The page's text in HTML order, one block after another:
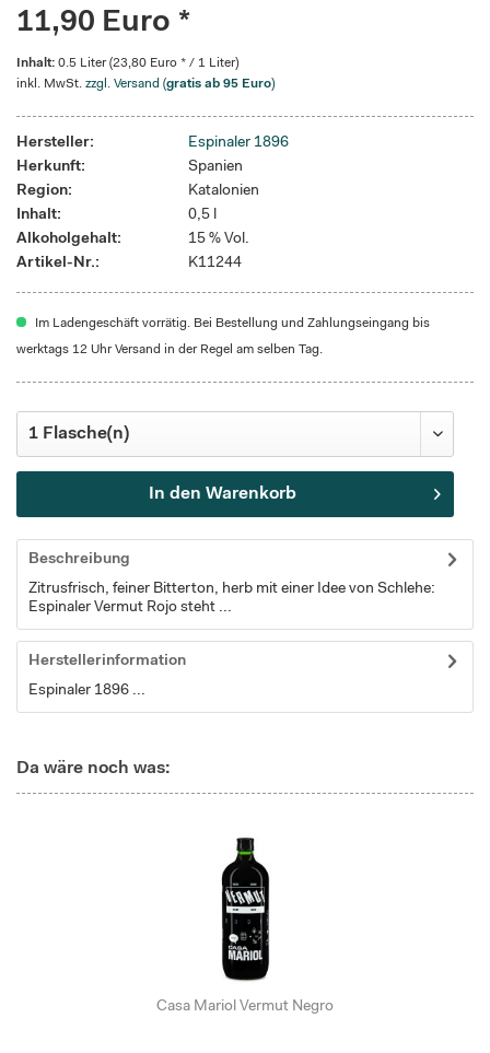
11,90 Euro *
Inhalt: 0.5 Liter (23,80 Euro * / 1 Liter)
inkl. MwSt. zzgl. Versand (gratis ab 95 Euro)
Hersteller:
Espinaler 1896
Herkunft:
Spanien
Region:
Katalonien
Inhalt:
0,5 l
Alkoholgehalt:
15 % Vol.
Artikel-Nr.:
K11244
Im Ladengeschäft vorrätig. Bei Bestellung und Zahlungseingang bis
werktags 12 Uhr Versand in der Regel am selben Tag.
In den Warenkorb
Beschreibung
Zitrusfrisch, feiner Bitterton, herb mit einer Idee von Schlehe:
Espinaler Vermut Rojo steht ...
Herstellerinformation
Espinaler 1896 ...
Da wäre noch was:
Casa Mariol Vermut Negro